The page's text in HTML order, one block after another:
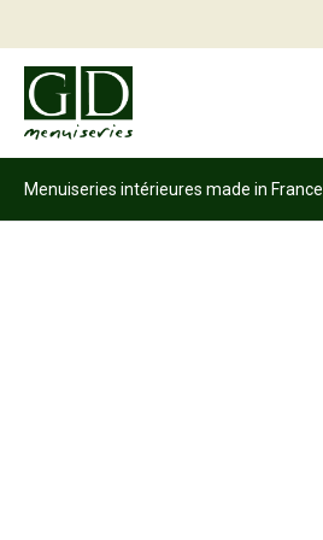
Menuiseries intérieures made in France